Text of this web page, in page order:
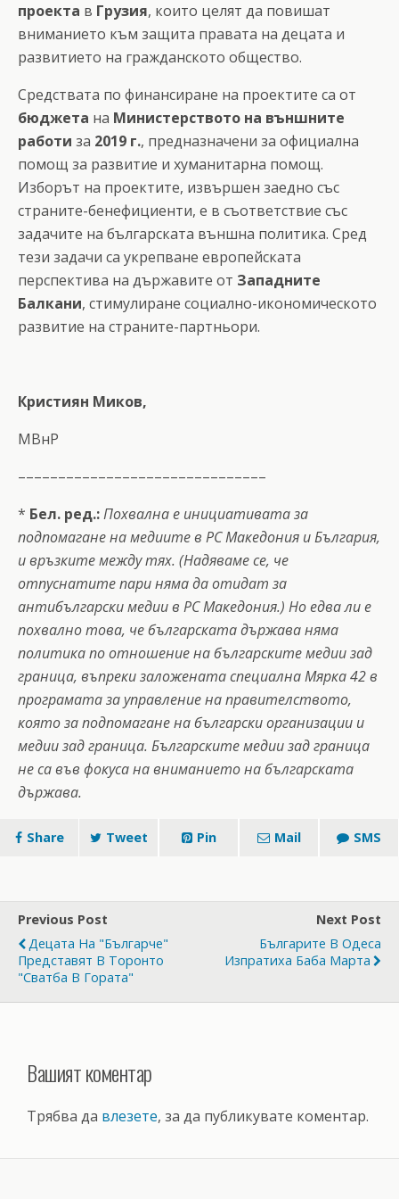
проекта в Грузия, които целят да повишат
вниманието към защита правата на децата и
развитието на гражданското общество.
Средствата по финансиране на проектите са от
бюджета на Министерството на външните
работи за 2019 г., предназначени за официална
помощ за развитие и хуманитарна помощ.
Изборът на проектите, извършен заедно със
страните-бенефициенти, е в съответствие със
задачите на българската външна политика. Сред
тези задачи са укрепване европейската
перспектива на държавите от Западните
Балкани, стимулиране социално-икономическото
развитие на страните-партньори.
Кристиян Миков,
МВнР
–––––––––––––––––––––––––––––––
* Бел. ред.:Похвална е инициативата за
подпомагане на медиите в РС Македония и България,
и връзките между тях. (Надяваме се, че
отпуснатите пари няма да отидат за
антибългарски медии в РС Македония.) Но едва ли е
похвално това, че българската държава няма
политика по отношение на българските медии зад
граница, въпреки заложената специална Мярка 42 в
програмата за управление на правителството,
която за подпомагане на български организации и
медии зад граница. Българските медии зад граница
не са във фокуса на вниманието на българската
държава.
Share Tweet Pin Mail SMS
Previous Post
Децата На "Българче"
Представят В Торонто
"Сватба В Гората"
Next Post
Българите В Одеса
Изпратиха Баба Марта
Вашият коментар
Трябва да влезете, за да публикувате коментар.